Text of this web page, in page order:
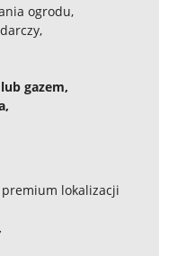
ogrodu,
gazem,
premium lokalizacji